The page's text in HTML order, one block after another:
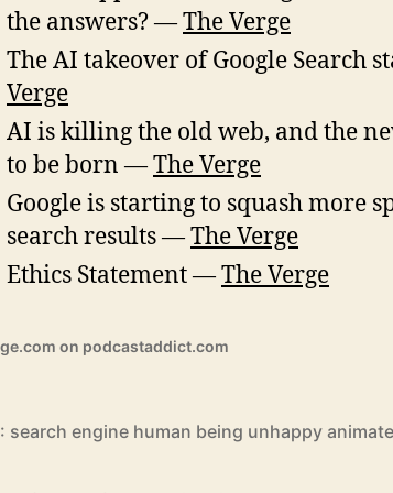
the answers? —The Verge
The AI takeover of Google Search
Verge
AI is killing the old web, and the
to be born —The Verge
Google is starting to squash more
search results —The Verge
Ethics Statement —The Verge
on podcastaddict.com
: search engine human being unhappy